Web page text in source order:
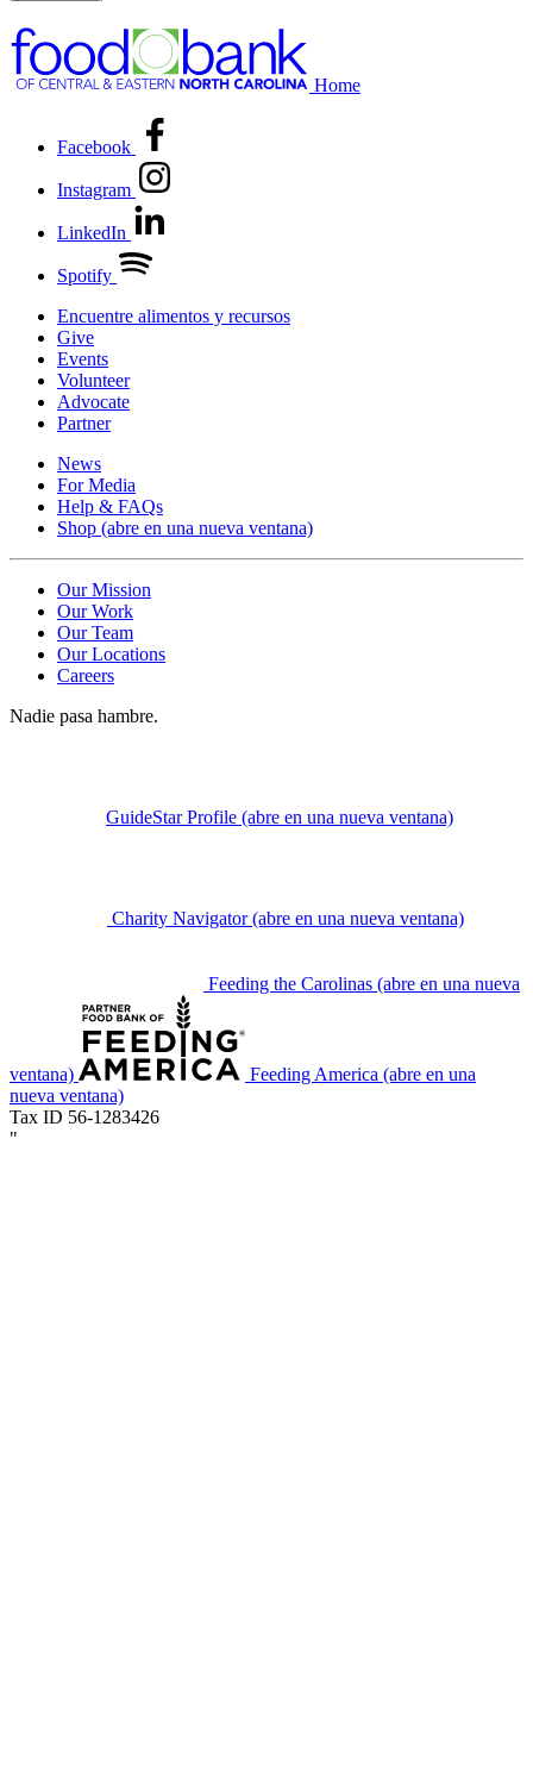
Home
Facebook
Instagram
LinkedIn
Spotify
Encuentre alimentos y recursos
Give
Events
Volunteer
Advocate
Partner
News
For Media
Help & FAQs
Shop (abre en una nueva ventana)
Our Mission
Our Work
Our Team
Our Locations
Careers
Nadie pasa hambre.
GuideStar Profile (abre en una nueva ventana)
Charity Navigator (abre en una nueva ventana)
Feeding the Carolinas (abre en una nueva
ventana) Feeding America (abre en una
nueva ventana)
Tax ID 56-1283426
"